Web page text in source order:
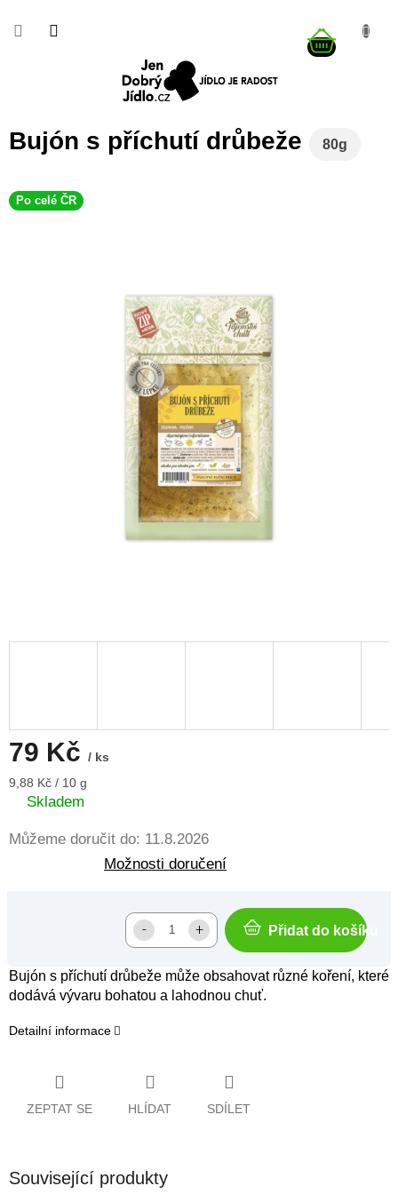
obsah
Bujón s příchutí drůbeže 80g
Po celé ČR
79 Kč / ks
Měrná
cena:
9,88 Kč / 10 g
Skladem
Můžeme doručit do: 11.8.2026
Možnosti doručení
Přidat do košíku
Bujón s příchutí drůbeže může obsahovat různé koření, které
dodává vývaru bohatou a lahodnou chuť.
Detailní informace
ZEPTAT SE HLÍDAT SDÍLET
Související produkty